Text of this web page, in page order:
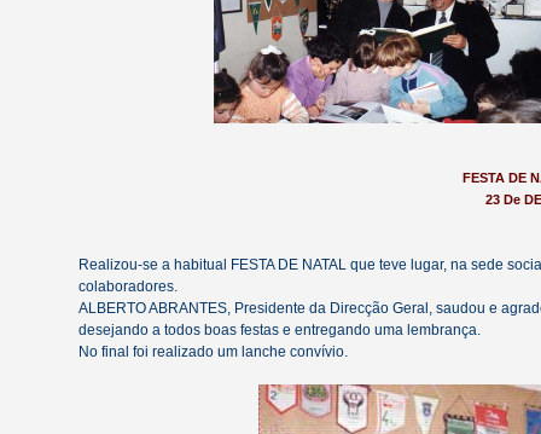
FESTA DE
23 De
Realizou-se a habitual FESTA DE NATAL que teve lugar, na sede
colaboradores.
ALBERTO ABRANTES, Presidente da Direcção Geral, saudou e
desejando a todos boas festas e entregando uma lembrança.
No final foi realizado um lanche convívio.